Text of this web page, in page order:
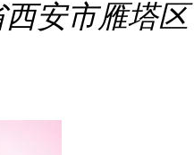
安市雁塔区